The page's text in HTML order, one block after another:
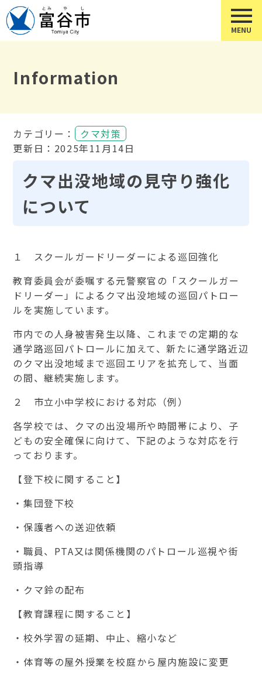
Information
カテゴリー：
クマ対策
更新日：2025年11月14日
クマ出没地域の見守り強化
について
１ スクールガードリーダーによる巡回強化
教育委員会が委嘱する元警察官の「スクールガー
ドリーダー」によるクマ出没地域の巡回パトロー
ルを実施しています。
市内での人身被害発生以降、これまでの定期的な
通学路巡回パトロールに加えて、新たに通学路近辺
のクマ出没地域まで巡回エリアを拡充して、当面
の間、継続実施します。
２ 市立小中学校における対応（例）
各学校では、クマの出没場所や時間帯により、子
どもの安全確保に向けて、下記のような対応を行
っております。
【登下校に関すること】
・集団登下校
・保護者への送迎依頼
・職員、 PTA又は関係機関のパトロール巡視や街
頭指導
・クマ鈴の配布
【教育課程に関すること】
・校外学習の延期、中止、縮小など
・体育等の屋外授業を校庭から屋内施設に変更